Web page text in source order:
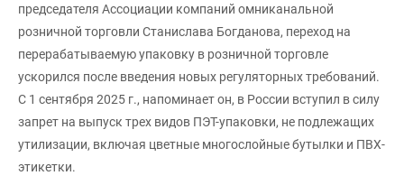
председателя Ассоциации компаний омниканальной
розничной торговли Станислава Богданова, переход на
перерабатываемую упаковку в розничной торговле
ускорился после введения новых регуляторных требований.
С 1 сентября 2025 г., напоминает он, в России вступил в силу
запрет на выпуск трех видов ПЭТ-упаковки, не подлежащих
утилизации, включая цветные многослойные бутылки и ПВХ-
этикетки.